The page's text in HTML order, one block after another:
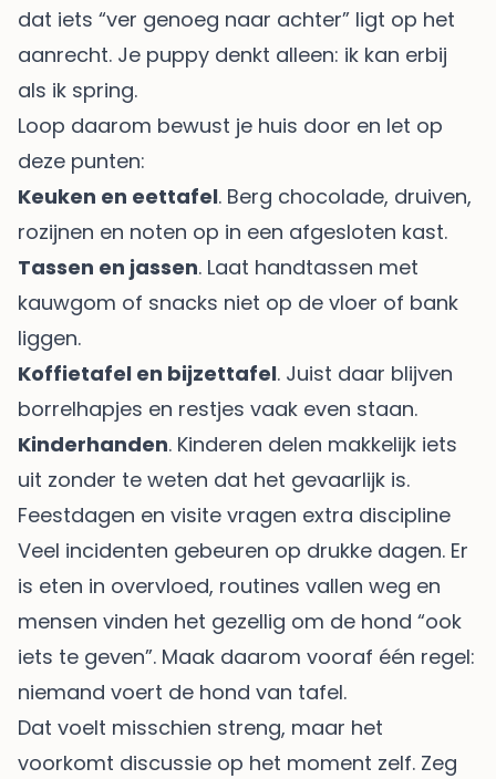
dat iets “ver genoeg naar achter” ligt op het
aanrecht. Je puppy denkt alleen: ik kan erbij
als ik spring.
Loop daarom bewust je huis door en let op
deze punten:
Keuken en eettafel. Berg chocolade, druiven,
rozijnen en noten op in een afgesloten kast.
Tassen en jassen. Laat handtassen met
kauwgom of snacks niet op de vloer of bank
liggen.
Koffietafel en bijzettafel. Juist daar blijven
borrelhapjes en restjes vaak even staan.
Kinderhanden. Kinderen delen makkelijk iets
uit zonder te weten dat het gevaarlijk is.
Feestdagen en visite vragen extra discipline
Veel incidenten gebeuren op drukke dagen. Er
is eten in overvloed, routines vallen weg en
mensen vinden het gezellig om de hond “ook
iets te geven”. Maak daarom vooraf één regel:
niemand voert de hond van tafel.
Dat voelt misschien streng, maar het
voorkomt discussie op het moment zelf. Zeg